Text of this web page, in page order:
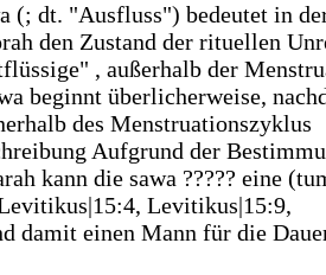
(; dt. "Ausfluss") bedeutet in
den Zustand der rituellen
, außerhalb der
beginnt überlicherweise,
des Menstruationszyklus
Aufgrund der
kann die sawa ????? eine
Levitikus|15:9,
damit einen Mann für die